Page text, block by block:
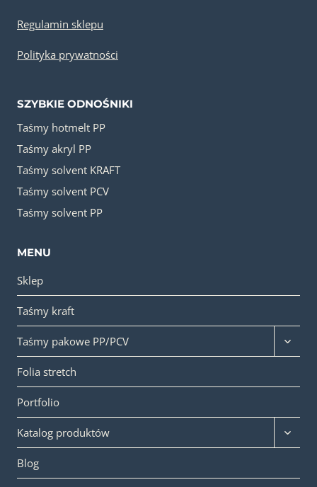
Regulamin sklepu
Polityka prywatności
SZYBKIE ODNOŚNIKI
Taśmy hotmelt PP
Taśmy akryl PP
Taśmy solvent KRAFT
Taśmy solvent PCV
Taśmy solvent PP
MENU
Sklep
Taśmy kraft
Taśmy pakowe PP/PCV
Folia stretch
Portfolio
Katalog produktów
Blog